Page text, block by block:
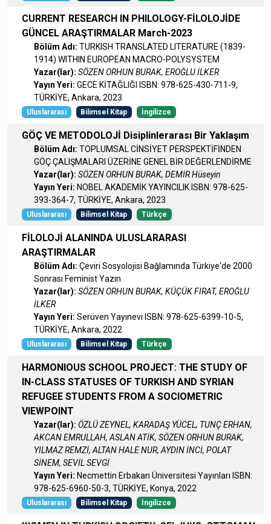
CURRENT RESEARCH IN PHILOLOGY-FİLOLOJİDE
GÜNCEL ARAŞTIRMALAR March-2023
Bölüm Adı: TURKISH TRANSLATED LITERATURE (1839-
1914) WITHIN EUROPEAN MACRO-POLYSYSTEM
Yazar(lar): SÖZEN ORHUN BURAK, EROĞLU İLKER
Yayın Yeri: GECE KİTAĞLIĞI ISBN: 978-625-430-711-9,
TÜRKİYE, Ankara, 2023
Uluslararası Bilimsel Kitap İngilizce
GÖÇ VE METODOLOJİ Disiplinlerarası Bir Yaklaşım
Bölüm Adı: TOPLUMSAL CİNSİYET PERSPEKTİFİNDEN
GÖÇ ÇALIŞMALARI ÜZERİNE GENEL BİR DEĞERLENDİRME
Yazar(lar): SÖZEN ORHUN BURAK, DEMİR Hüseyin
Yayın Yeri: NOBEL AKADEMİK YAYINCILIK ISBN: 978-625-
393-364-7, TÜRKİYE, Ankara, 2023
Uluslararası Bilimsel Kitap Türkçe
FİLOLOJİ ALANINDA ULUSLARARASI
ARAŞTIRMALAR
Bölüm Adı: Çeviri Sosyolojisi Bağlamında Türkiye'de 2000
Sonrası Feminist Yazın
Yazar(lar): SÖZEN ORHUN BURAK, KÜÇÜK FIRAT, EROĞLU
İLKER
Yayın Yeri: Serüven Yayınevi ISBN: 978-625-6399-10-5,
TÜRKİYE, Ankara, 2022
Uluslararası Bilimsel Kitap Türkçe
HARMONIOUS SCHOOL PROJECT: THE STUDY OF
IN-CLASS STATUSES OF TURKISH AND SYRIAN
REFUGEE STUDENTS FROM A SOCIOMETRIC
VIEWPOINT
Yazar(lar): ÖZLÜ ZEYNEL, KARADAŞ YÜCEL, TUNÇ ERHAN,
AKCAN EMRULLAH, ASLAN ATİK, SÖZEN ORHUN BURAK,
YILMAZ REMZİ, ALTAN HALE NUR, AYDIN İNCİ, POLAT
SİNEM, SEVİL SEVGİ
Yayın Yeri: Necmettin Erbakan Üniversitesi Yayınları ISBN:
978-625-6960-50-3, TÜRKİYE, Konya, 2022
Uluslararası Bilimsel Kitap İngilizce